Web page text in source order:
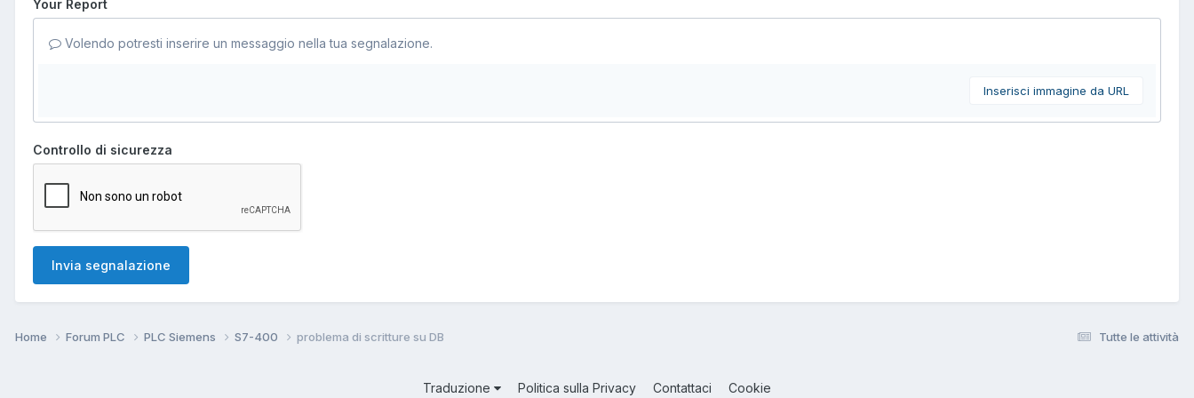
Your Report
Volendo potresti inserire un messaggio nella tua segnalazione.
Inserisci immagine da URL
Controllo di sicurezza
Invia segnalazione
Tutte le attività
Home Forum PLC PLC Siemens S7-400 problema di scritture su DB
Traduzione Politica sulla Privacy Contattaci Cookie